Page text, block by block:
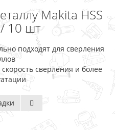
Makita HSS
10 шт
подходят для сверления
сверления и более